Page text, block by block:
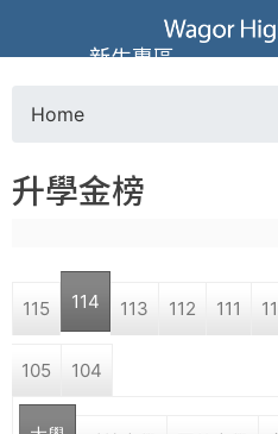
Jump to
葳
格
高
學
o
a
r
Home
升學金榜
115 114 113 112 111
105 104
新生專區